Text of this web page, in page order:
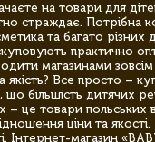
на товари для
страждає. Потрібна
та багато різних
практично
магазинами
Все просто –
більшість дитячих
це товари польських
ціни та
Інтернет-магазин